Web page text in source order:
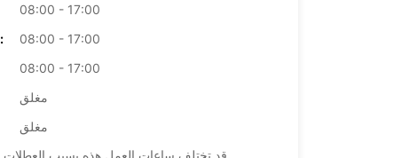
08:00 - 17:00
الخميس:
08:00 - 17:00
08:00 - 17:00
مغلق
مغلق
قد تختلف ساعات العمل هذه بسبب العطلات الرسمية.